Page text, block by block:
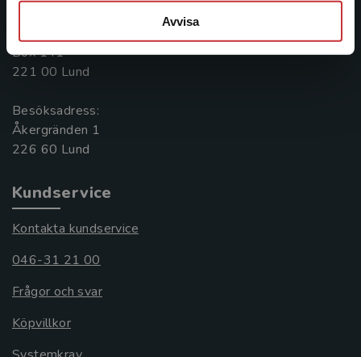
Avvisa
Box 141
221 00 Lund
Besöksadress:
Åkergränden 1
Kundservice
Kontakta kundservice
046-31 21 00
Frågor och svar
Köpvillkor